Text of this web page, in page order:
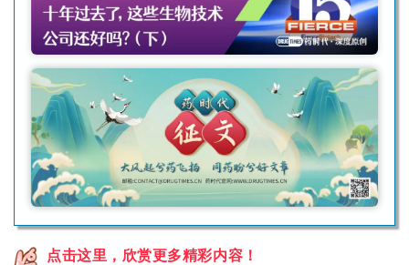
点击这里，欣赏更多精彩内容！